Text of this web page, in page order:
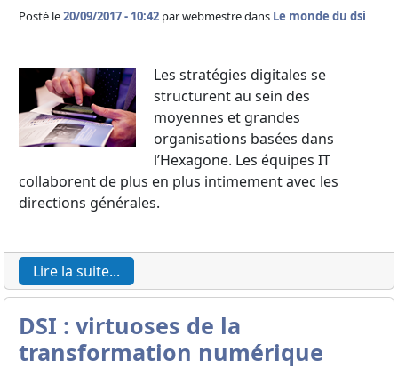
Posté le20/09/2017 - 10:42 parwebmestre dans Le monde du dsi
Les stratégies digitales se
structurent au sein des
moyennes et grandes
organisations basées dans
l’Hexagone. Les équipes IT
collaborent de plus en plus intimement avec les
directions générales.
Lire la suite...
DSI : virtuoses de la
transformation numérique